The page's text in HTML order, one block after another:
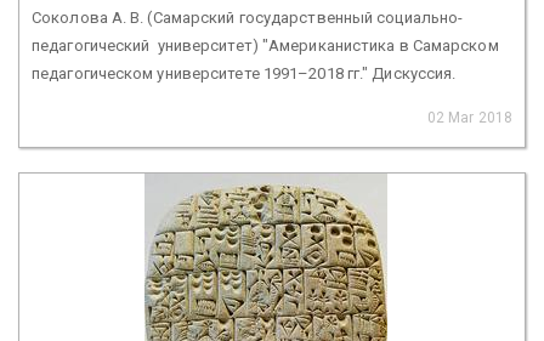
Соколова А. В. (Самарский государственный социально-
педагогический университет) "Американистика в Самарском
педагогическом университете 1991–2018 гг." Дискуссия.
02 Mar 2018